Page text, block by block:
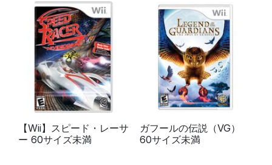
【Wii】スピード・レーサ
ー 60サイズ未満
ガフールの伝説（VG）
60サイズ未満